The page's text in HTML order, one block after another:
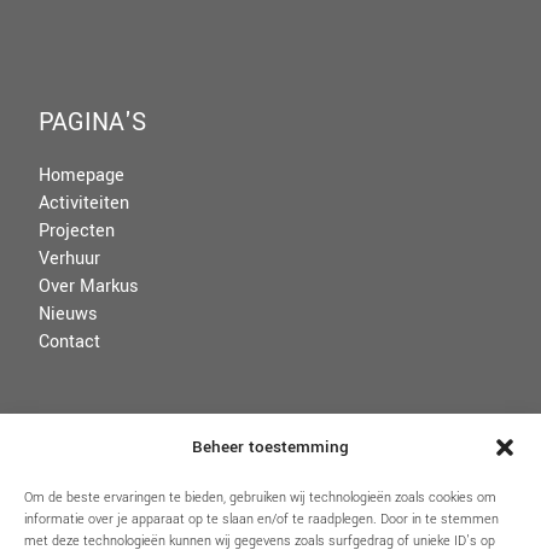
Beheer toestemming
Om de beste ervaringen te bieden, gebruiken wij technologieën zoals cookies om
informatie over je apparaat op te slaan en/of te raadplegen. Door in te stemmen
met deze technologieën kunnen wij gegevens zoals surfgedrag of unieke ID's op
PAGINA'S
Homepage
Activiteiten
Projecten
Verhuur
Over Markus
Nieuws
Contact
VOORWAARDEN
Disclaimer
Algemene voorwaarden